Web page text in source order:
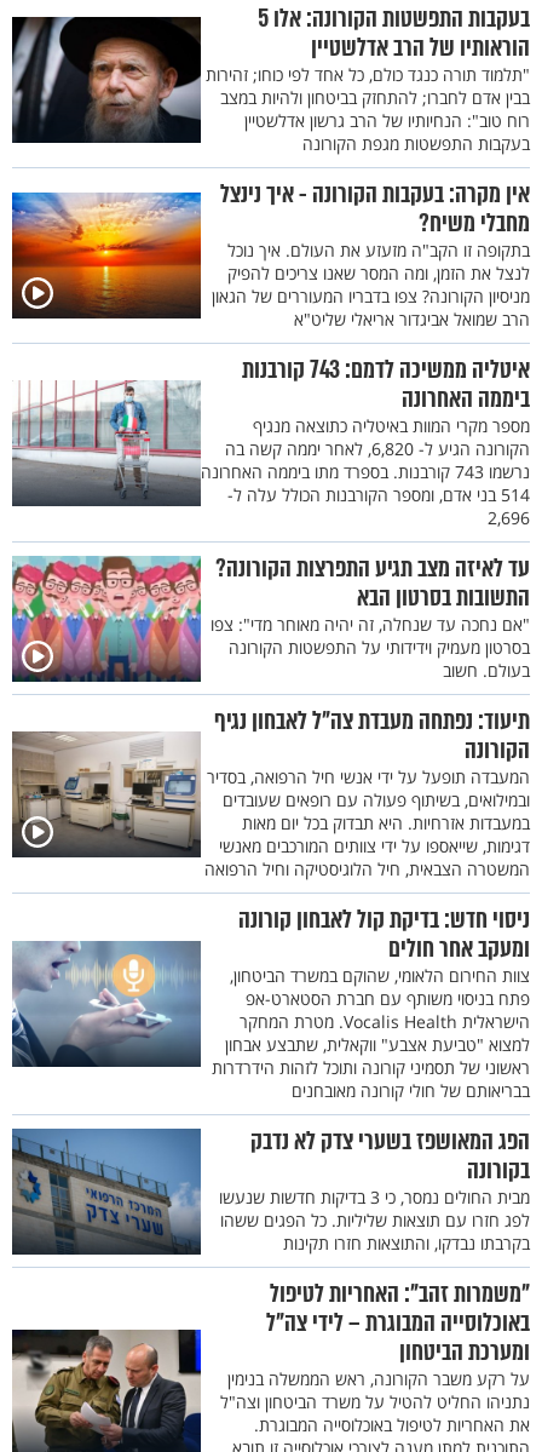
בעקבות התפשטות הקורונה: אלו 5
הוראותיו של הרב אדלשטיין
"תלמוד תורה כנגד כולם, כל אחד לפי כוחו; זהירות
בבין אדם לחברו; להתחזק בביטחון ולהיות במצב
רוח טוב": הנחיותיו של הרב גרשון אדלשטיין
בעקבות התפשטות מגפת הקורונה
אין מקרה: בעקבות הקורונה - איך נינצל
מחבלי משיח?
בתקופה זו הקב"ה מזעזע את העולם. איך נוכל
לנצל את הזמן, ומה המסר שאנו צריכים להפיק
מניסיון הקורונה? צפו בדבריו המעוררים של הגאון
הרב שמואל אביגדור אריאלי שליט"א
איטליה ממשיכה לדמם: 743 קורבנות
ביממה האחרונה
מספר מקרי המוות באיטליה כתוצאה מנגיף
הקורונה הגיע ל- 6,820, לאחר יממה קשה בה
נרשמו 743 קורבנות. בספרד מתו ביממה האחרונה
514 בני אדם, ומספר הקורבנות הכולל עלה ל-
2,696
עד לאיזה מצב תגיע התפרצות הקורונה?
התשובות בסרטון הבא
"אם נחכה עד שנחלה, זה יהיה מאוחר מדי": צפו
בסרטון מעמיק וידידותי על התפשטות הקורונה
בעולם. חשוב
תיעוד: נפתחה מעבדת צה"ל לאבחון נגיף
הקורונה
המעבדה תופעל על ידי אנשי חיל הרפואה, בסדיר
ובמילואים, בשיתוף פעולה עם רופאים שעובדים
במעבדות אזרחיות. היא תבדוק בכל יום מאות
דגימות, שייאספו על ידי צוותים המורכבים מאנשי
המשטרה הצבאית, חיל הלוגיסטיקה וחיל הרפואה
ניסוי חדש: בדיקת קול לאבחון קורונה
ומעקב אחר חולים
צוות החירום הלאומי, שהוקם במשרד הביטחון,
פתח בניסוי משותף עם חברת הסטארט-אפ
הישראלית Vocalis Health. מטרת המחקר
למצוא "טביעת אצבע" ווקאלית, שתבצע אבחון
ראשוני של תסמיני קורונה ותוכל לזהות הידרדרות
בבריאותם של חולי קורונה מאובחנים
הפג המאושפז בשערי צדק לא נדבק
בקורונה
מבית החולים נמסר, כי 3 בדיקות חדשות שנעשו
לפג חזרו עם תוצאות שליליות. כל הפגים ששהו
בקרבתו נבדקו, והתוצאות חזרו תקינות
"משמרות זהב": האחריות לטיפול
באוכלוסייה המבוגרת – לידי צה"ל
ומערכת הביטחון
על רקע משבר הקורונה, ראש הממשלה בנימין
נתניהו החליט להטיל על משרד הביטחון וצה"ל
את האחריות לטיפול באוכלוסייה המבוגרת.